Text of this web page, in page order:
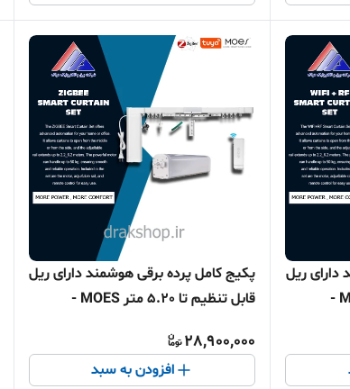
دارای ریل
قابل تنظیم تا 6.20 متر MOES -
پکیج کامل پرده برقی هوشمند دارای ریل
قابل تنظیم تا 5.20 متر MOES -
28,900,000
افزودن به سبد